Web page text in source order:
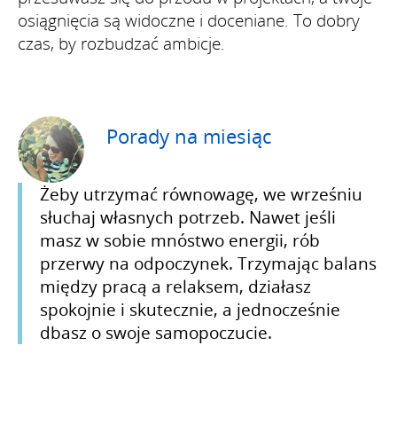
osiągnięcia są widoczne i doceniane. To dobry
czas, by rozbudzać ambicje.
Porady na miesiąc
Żeby utrzymać równowagę, we wrześniu
słuchaj własnych potrzeb. Nawet jeśli
masz w sobie mnóstwo energii, rób
przerwy na odpoczynek. Trzymając balans
między pracą a relaksem, działasz
spokojnie i skutecznie, a jednocześnie
dbasz o swoje samopoczucie.